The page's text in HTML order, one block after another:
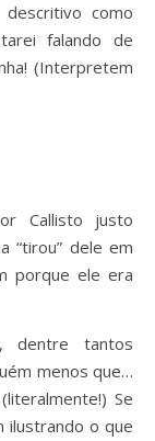
como
falando de
(Interpretem
Callisto justo
“tirou” dele em
porque ele era
dentre tantos
menos que…
Se
ilustrando o que